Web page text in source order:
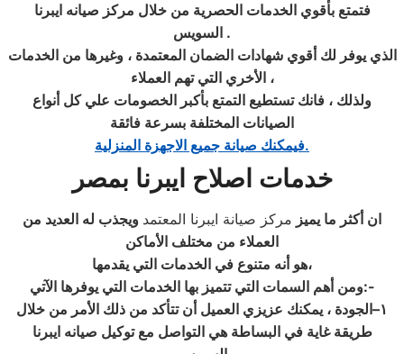
فتمتع بأقوي الخدمات الحصرية من خلال مركز صيانه ايبرنا
السويس .
الذي يوفر لك أقوي شهادات الضمان المعتمدة ، وغيرها من الخدمات
الأخري التي تهم العملاء ،
ولذلك ، فانك تستطيع التمتع بأكبر الخصومات علي كل أنواع
الصيانات المختلفة بسرعة فائقة
فيمكنك صيانة جميع الاجهزة المنزلية.
خدمات اصلاح ايبرنا بمصر
ان أكثر ما يميز مركز صيانة ايبرنا المعتمد ويجذب له العديد من
العملاء من مختلف الأماكن
هو أنه متنوع في الخدمات التي يقدمها،
ومن أهم السمات التي تتميز بها الخدمات التي يوفرها الآتي:-
١–الجودة ، يمكنك عزيزي العميل أن تتأكد من ذلك الأمر من خلال
طريقة غاية في البساطة هي التواصل مع توكيل صيانه ايبرنا